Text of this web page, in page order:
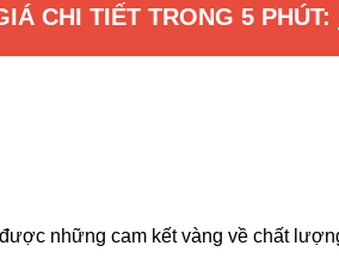
CHI TIẾT TRONG 5 PHÚT:
những cam kết vàng về chất